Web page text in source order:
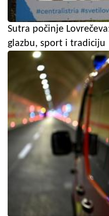
Sutra počinje
glazbu, sport i tradiciju